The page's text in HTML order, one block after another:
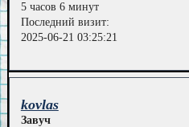
5 часов 6 минут
Последний визит:
2025-06-21 03:25:21
kovlas
Завуч